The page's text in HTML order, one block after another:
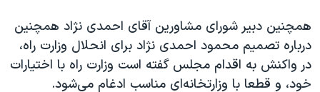
سفر پرزیدنت ترامپ به چین
همچنين دبیر شورای مشاورین آقای احمدی نژاد همچنین
درباره تصمیم محمود احمدی نژاد برای انحلال وزارت راه،
در واکنش به اقدام مجلس گفته است وزارت راه با اختیارات
خود، و قطعا با وزارتخانه‌ای مناسب ادغام می‌شود.